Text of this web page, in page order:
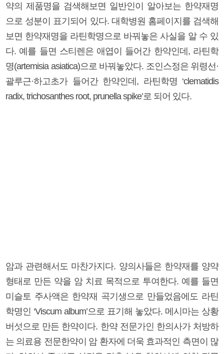
약의 제품명을 검색해보면 일반인이 알아보는 한약재명
으로 성분이 표기되어 있다. 대학병원 홈페이지를 검색해
보면 한약재명을 라틴학명으로 바꿔놓은 사실을 알 수 있
다. 예를 들면 스티렌은 애엽이 들어간 한약인데, 라틴학
명(artemisia asiatica)으로 바꿔놓았다. 조인스정은 위령선·
괄루근·하고초가 들어간 한약인데, 라틴학명 ‘clematidis
radix, trichosanthes root, prunella spike’로 되어 있다.
암과 관련해서도 마찬가지다. 양의사들은 한약재를 양약
형태로 만든 약을 암 치료 목적으로 투여한다. 예를 들면
미슬토 주사액은 한약재 곡기생으로 만들었음에도 라틴
학명인 ‘Viscum album’으로 표기해 놓았다. 메시마는 상황
버섯으로 만든 한약이다. 한약 전문가인 한의사가 처방하
는 의료용 전문한약이 암 환자에 더욱 효과적인 측면이 많